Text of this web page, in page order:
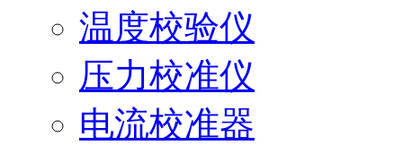
温度校验仪
压力校准仪
电流校准器